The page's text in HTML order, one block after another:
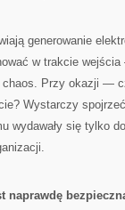
generowanie
w trakcie
Przy okazji —
Wystarczy
wydawały się tylko
naprawdę